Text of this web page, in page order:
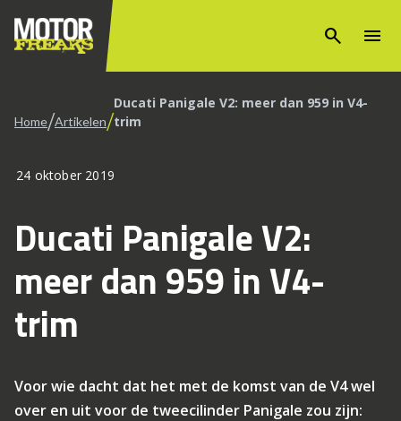
search menu
Home/Artikelen/Ducati Panigale V2: meer dan 959 in V4-
trim
24 oktober 2019
Ducati Panigale V2:
meer dan 959 in V4-
trim
Voor wie dacht dat het met de komst van de V4 wel
over en uit voor de tweecilinder Panigale zou zijn: